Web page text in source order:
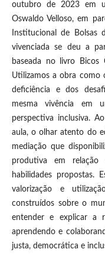
outubro de 2023 em
Oswaldo Velloso, em
Institucional de Bolsas
vivenciada se deu a
baseada no livro Bicos
Utilizamos a obra como
deficiência e dos
mesma vivência em
perspectiva inclusiva.
aula, o olhar atento do
mediação que
produtiva em
habilidades propostas.
valorização e
construídos sobre o
entender e explicar a
aprendendo e
justa, democrática e